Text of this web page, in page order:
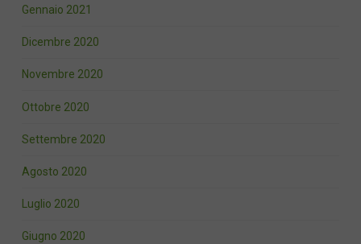
Gennaio 2021
Dicembre 2020
Novembre 2020
Ottobre 2020
Settembre 2020
Agosto 2020
Luglio 2020
Giugno 2020